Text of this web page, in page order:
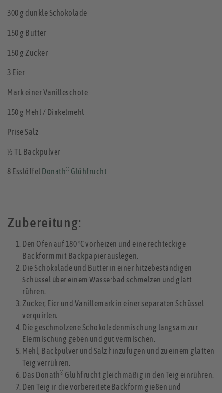
300 g dunkle Schokolade
150 g Butter
150 g Zucker
3 Eier
Mark einer Vanilleschote
150 g Mehl / Dinkelmehl
Prise Salz
½ TL Backpulver
8 Esslöffel Donath®Glühfrucht
Zubereitung:
Den Ofen auf 180 °C vorheizen und eine rechteckige
Backform mit Backpapier auslegen.
Die Schokolade und Butter in einer hitzebeständigen
Schüssel über einem Wasserbad schmelzen und glatt
rühren.
Zucker, Eier und Vanillemark in einer separaten Schüssel
verquirlen.
Die geschmolzene Schokoladenmischung langsam zur
Eiermischung geben und gut vermischen.
Mehl, Backpulver und Salz hinzufügen und zu einem glatten
Teig verrühren.
Das Donath® Glühfrucht gleichmäßig in den Teig einrühren.
Den Teig in die vorbereitete Backform gießen und